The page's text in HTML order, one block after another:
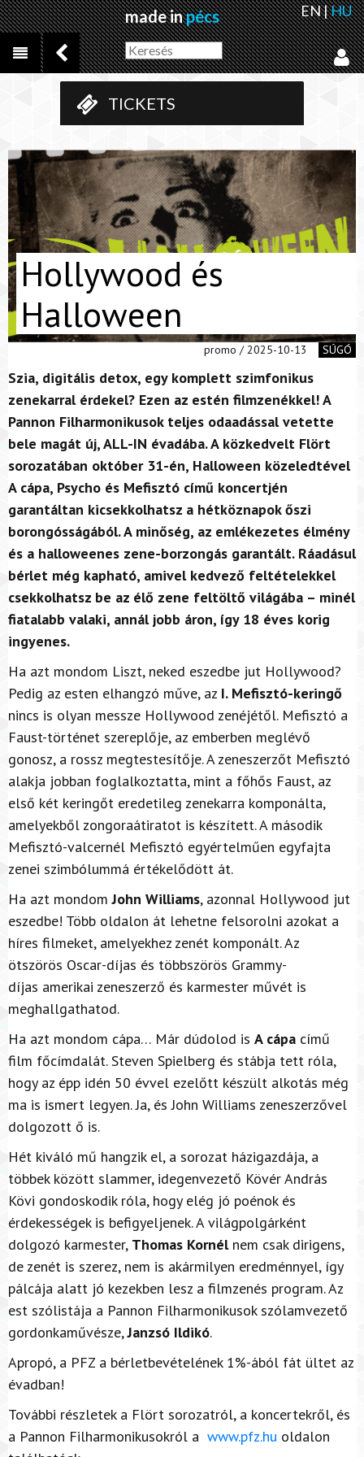
made inpécs EN|HU
TICKETS
Hollywood és
Halloween
promo / 2025-10-13 SÚGÓ
Szia, digitális detox, egy komplett szimfonikus
zenekarral érdekel? Ezen az estén filmzenékkel! A
Pannon Filharmonikusok teljes odaadással vetette
bele magát új, ALL-IN évadába. A közkedvelt Flört
sorozatában október 31-én, Halloween közeledtével
A cápa, Psycho és Mefisztó című koncertjén
garantáltan kicsekkolhatsz a hétköznapok őszi
borongósságából. A minőség, az emlékezetes élmény
és a halloweenes zene-borzongás garantált. Ráadásul
bérlet még kapható, amivel kedvező feltételekkel
csekkolhatsz be az élő zene feltöltő világába – minél
fiatalabb valaki, annál jobb áron, így 18 éves korig
ingyenes.
Ha azt mondom Liszt, neked eszedbe jut Hollywood?
Pedig az esten elhangzó műve, az I. Mefisztó-keringő
nincs is olyan messze Hollywood zenéjétől. Mefisztó a
Faust-történet szereplője, az emberben meglévő
gonosz, a rossz megtestesítője. A zeneszerzőt Mefisztó
alakja jobban foglalkoztatta, mint a főhős Faust, az
első két keringőt eredetileg zenekarra komponálta,
amelyekből zongoraátiratot is készített. A második
Mefisztó-valcernél Mefisztó egyértelműen egyfajta
zenei szimbólummá értékelődött át.
Ha azt mondomJohn Williams, azonnal Hollywood jut
eszedbe! Több oldalon át lehetne felsorolni azokat a
híres filmeket, amelyekhez zenét komponált. Az
ötszörös Oscar-díjas és többszörös Grammy-
díjas amerikai zeneszerző és karmester művét is
meghallgathatod.
Ha azt mondom cápa… Már dúdolod is A cápa című
film főcímdalát. Steven Spielberg és stábja tett róla,
hogy az épp idén 50 évvel ezelőtt készült alkotás még
ma is ismert legyen. Ja, és John Williams zeneszerzővel
dolgozott ő is.
Hét kiváló mű hangzik el, a sorozat házigazdája, a
többek között slammer, idegenvezető Kövér András
Kövi gondoskodik róla, hogy elég jó poénok és
érdekességek is befigyeljenek. A világpolgárként
dolgozó karmester, Thomas Kornélnem csak dirigens,
de zenét is szerez, nem is akármilyen eredménnyel, így
pálcája alatt jó kezekben lesz a filmzenés program. Az
est szólistája a Pannon Filharmonikusok szólamvezető
gordonkaművésze,Janzsó Ildikó.
Apropó, a PFZ a bérletbevételének 1%-ából fát ültet az
évadban!
További részletek a Flört sorozatról, a koncertekről, és
a Pannon Filharmonikusokról a www.pfz.hu oldalon